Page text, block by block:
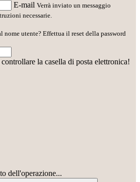
E-mail Verrà inviato un messaggio
necessarie.
nome utente? Effettua il reset della password
la casella di posta elettronica!
dell'operazione...